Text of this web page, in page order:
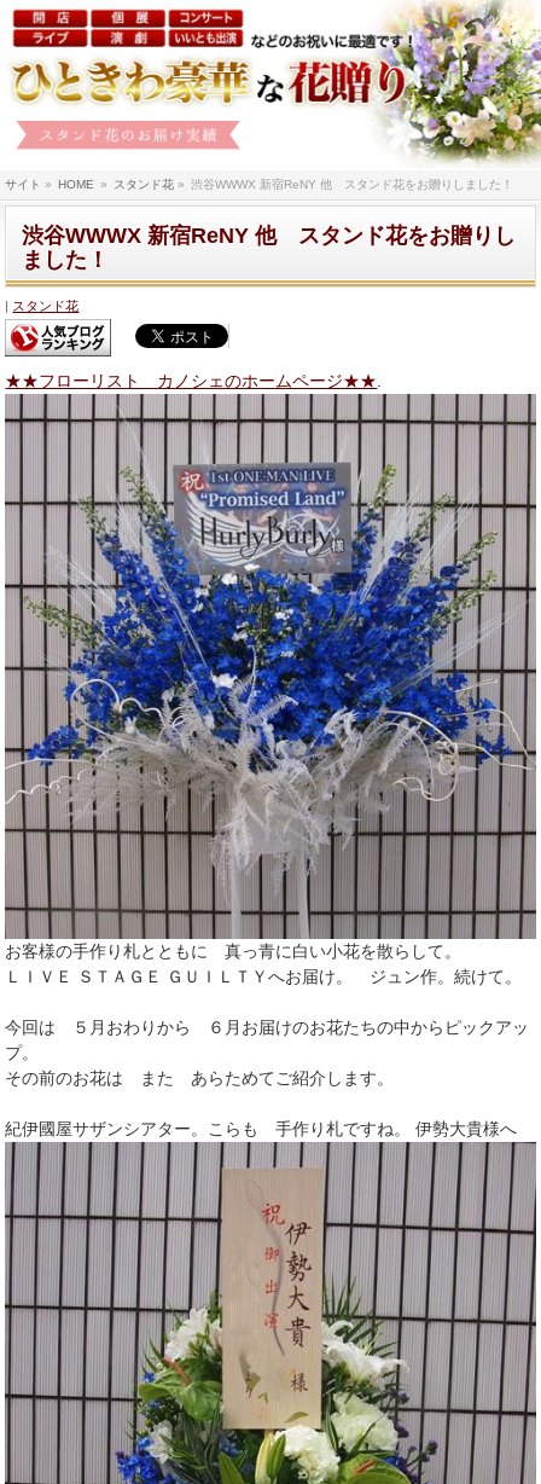
サイト » HOME » スタンド花 » 渋谷WWWX 新宿ReNY 他 スタンド花をお贈りしました！
渋谷WWWX 新宿ReNY 他 スタンド花をお贈りし
ました！
スタンド花
★★フローリスト カノシェのホームページ★★
お客様の手作り札とともに 真っ青に白い小花を散らして。
ＬＩＶＥ ＳＴＡＧＥ ＧＵＩＬＴＹへお届け。 ジュン作。続けて。
今回は ５月おわりから ６月お届けのお花たちの中からピックアッ
プ。
その前のお花は また あらためてご紹介します。
紀伊國屋サザンシアター。こらも 手作り札ですね。 伊勢大貴様へ